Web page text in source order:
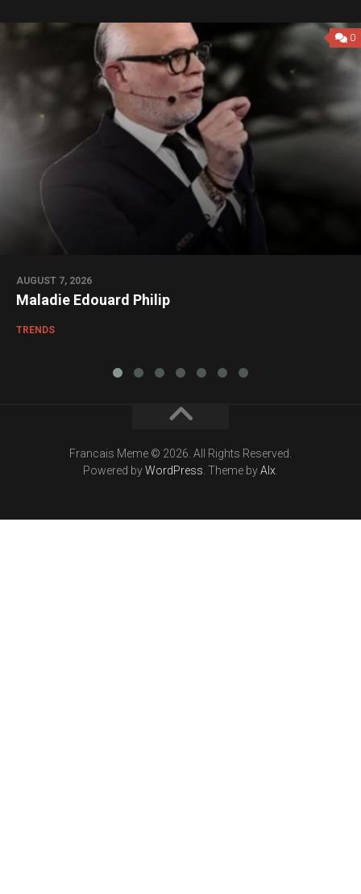
0
AUGUST 7, 2026
Maladie Edouard Philip
TRENDS
Francais Meme © 2026. All Rights Reserved.
Powered byWordPress . Theme byAlx